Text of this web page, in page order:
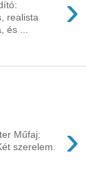
›
realista
...
›
Műfaj:
szerelem.